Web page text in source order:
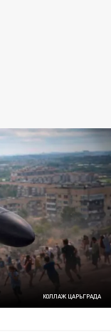
КОЛЛАЖ ЦАРЬГРАДА